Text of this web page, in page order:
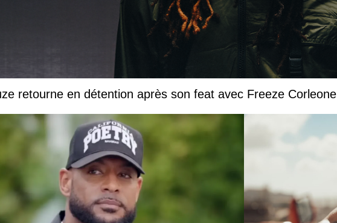
retourne en détention après son feat avec Freeze Corleone